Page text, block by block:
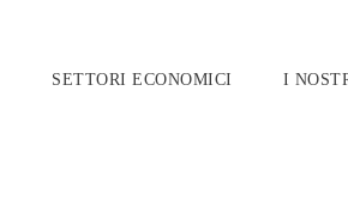
SETTORI ECONOMICI I